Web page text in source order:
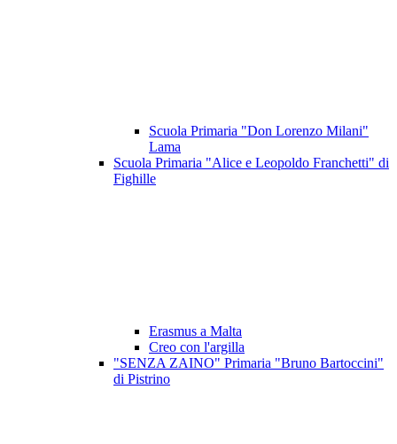
Scuola Primaria "Don Lorenzo Milani"
Lama
Scuola Primaria "Alice e Leopoldo Franchetti" di
Fighille
Erasmus a Malta
Creo con l'argilla
"SENZA ZAINO" Primaria "Bruno Bartoccini"
di Pistrino